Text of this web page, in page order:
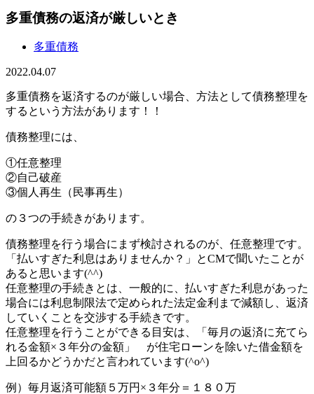
多重債務の返済が厳しいとき
多重債務
2022.04.07
多重債務を返済するのが厳しい場合、方法として債務整理を
するという方法があります！！
債務整理には、
①任意整理
②自己破産
③個人再生（民事再生）
の３つの手続きがあります。
債務整理を行う場合にまず検討されるのが、任意整理です。
「払いすぎた利息はありませんか？」とCMで聞いたことが
あると思います(^^)
任意整理の手続きとは、一般的に、払いすぎた利息があった
場合には利息制限法で定められた法定金利まで減額し、返済
していくことを交渉する手続きです。
任意整理を行うことができる目安は、「毎月の返済に充てら
れる金額×３年分の金額」 が住宅ローンを除いた借金額を
上回るかどうかだと言われています(^o^)
例）毎月返済可能額５万円×３年分＝１８０万